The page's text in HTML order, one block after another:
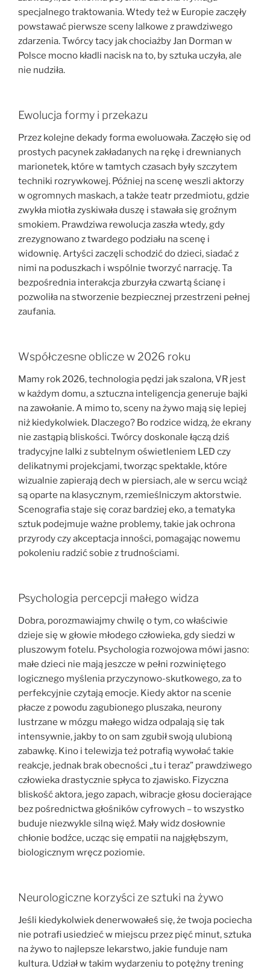
specjalnego traktowania. Wtedy też w Europie zaczęły
powstawać pierwsze sceny lalkowe z prawdziwego
zdarzenia. Twórcy tacy jak chociażby Jan Dorman w
Polsce mocno kładli nacisk na to, by sztuka uczyła, ale
nie nudziła.
Ewolucja formy i przekazu
Przez kolejne dekady forma ewoluowała. Zaczęło się od
prostych pacynek zakładanych na rękę i drewnianych
marionetek, które w tamtych czasach były szczytem
techniki rozrywkowej. Później na scenę weszli aktorzy
w ogromnych maskach, a także teatr przedmiotu, gdzie
zwykła miotła zyskiwała duszę i stawała się groźnym
smokiem. Prawdziwa rewolucja zaszła wtedy, gdy
zrezygnowano z twardego podziału na scenę i
widownię. Artyści zaczęli schodzić do dzieci, siadać z
nimi na poduszkach i wspólnie tworzyć narrację. Ta
bezpośrednia interakcja zburzyła czwartą ścianę i
pozwoliła na stworzenie bezpiecznej przestrzeni pełnej
zaufania.
Współczesne oblicze w 2026 roku
Mamy rok 2026, technologia pędzi jak szalona, VR jest
w każdym domu, a sztuczna inteligencja generuje bajki
na zawołanie. A mimo to, sceny na żywo mają się lepiej
niż kiedykolwiek. Dlaczego? Bo rodzice widzą, że ekrany
nie zastąpią bliskości. Twórcy doskonale łączą dziś
tradycyjne lalki z subtelnym oświetleniem LED czy
delikatnymi projekcjami, tworząc spektakle, które
wizualnie zapierają dech w piersiach, ale w sercu wciąż
są oparte na klasycznym, rzemieślniczym aktorstwie.
Scenografia staje się coraz bardziej eko, a tematyka
sztuk podejmuje ważne problemy, takie jak ochrona
przyrody czy akceptacja inności, pomagając nowemu
pokoleniu radzić sobie z trudnościami.
Psychologia percepcji małego widza
Dobra, porozmawiajmy chwilę o tym, co właściwie
dzieje się w głowie młodego człowieka, gdy siedzi w
pluszowym fotelu. Psychologia rozwojowa mówi jasno:
małe dzieci nie mają jeszcze w pełni rozwiniętego
logicznego myślenia przyczynowo-skutkowego, za to
perfekcyjnie czytają emocje. Kiedy aktor na scenie
płacze z powodu zagubionego pluszaka, neurony
lustrzane w mózgu małego widza odpalają się tak
intensywnie, jakby to on sam zgubił swoją ulubioną
zabawkę. Kino i telewizja też potrafią wywołać takie
reakcje, jednak brak obecności „tu i teraz” prawdziwego
człowieka drastycznie spłyca to zjawisko. Fizyczna
bliskość aktora, jego zapach, wibracje głosu docierające
bez pośrednictwa głośników cyfrowych – to wszystko
buduje niezwykle silną więź. Mały widz dosłownie
chłonie bodźce, ucząc się empatii na najgłębszym,
biologicznym wręcz poziomie.
Neurologiczne korzyści ze sztuki na żywo
Jeśli kiedykolwiek denerwowałeś się, że twoja pociecha
nie potrafi usiedzieć w miejscu przez pięć minut, sztuka
na żywo to najlepsze lekarstwo, jakie funduje nam
kultura. Udział w takim wydarzeniu to potężny trening